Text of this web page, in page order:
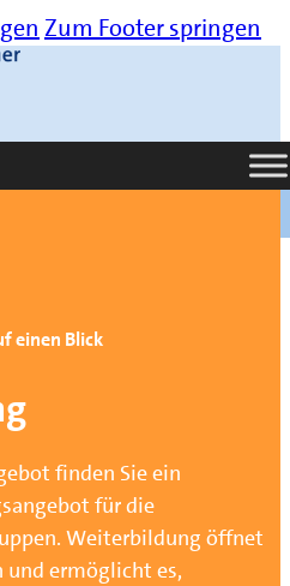
Zum Footer springen
einen Blick
finden Sie ein
für die
Weiterbildung öffnet
und ermöglicht es,